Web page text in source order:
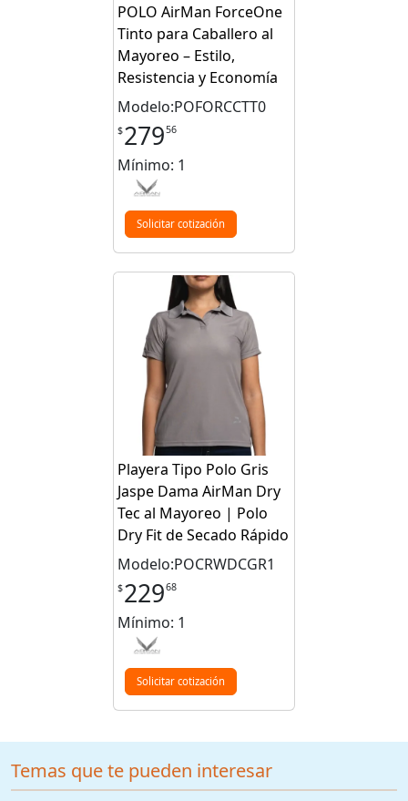
POLO AirMan ForceOne
Tinto para Caballero al
Mayoreo – Estilo,
Resistencia y Economía
Modelo:POFORCCTT0
$279 56
Mínimo: 1
Solicitar cotización
Playera Tipo Polo Gris
Jaspe Dama AirMan Dry
Tec al Mayoreo | Polo
Dry Fit de Secado Rápido
Modelo:POCRWDCGR1
$22968
Mínimo: 1
Solicitar cotización
Temas que te pueden interesar